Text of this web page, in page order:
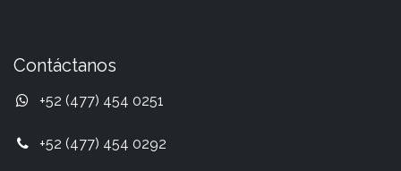
Contáctanos
+52 (477) 454 0251
+52 (477) 454 0292